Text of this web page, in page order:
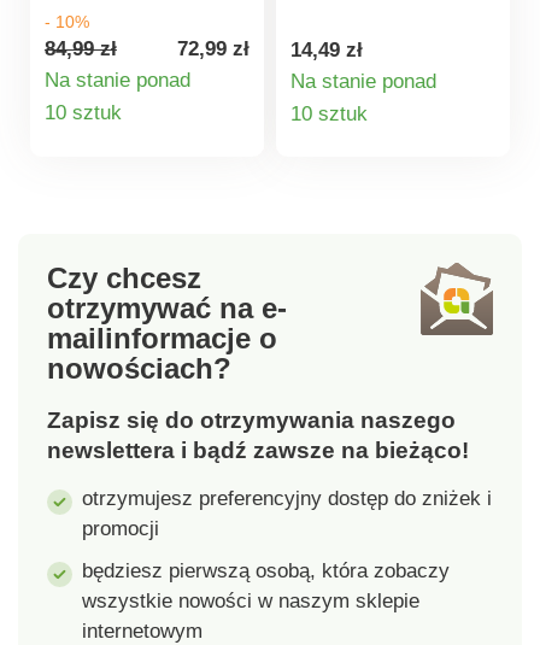
pielęgnacji osób
chorych. Z
uniwersalnym gwintem
do wszystkich kranów
- sprawdzi się również
- 10%
84,99 zł
72,99 zł
Na stanie ponad
10 sztuk
Wystarczy je
zawiesić, a ręczniki
wyschną znacznie
szybciej. Materiał:
14,49 zł
Na stanie ponad
10 sztuk
Czy chcesz
otrzymywać na e-
mailinformacje o
nowościach?
Zapisz się do otrzymywania naszego
newslettera i bądź zawsze na bieżąco!
otrzymujesz preferencyjny dostęp do zniżek i
promocji
będziesz pierwszą osobą, która zobaczy
wszystkie nowości w naszym sklepie
internetowym